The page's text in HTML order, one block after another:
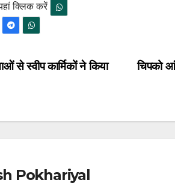
क्लिक करें
चिपको
से स्वीप कार्मिकों ने किया
Pokhariyal